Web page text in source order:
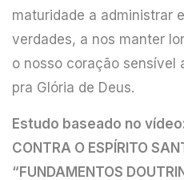
maturidade a administrar
verdades, a nos manter
o nosso coração sensível
pra Glória de Deus.
Estudo baseado no vídeo:
CONTRA O ESPÍRITO
“FUNDAMENTOS